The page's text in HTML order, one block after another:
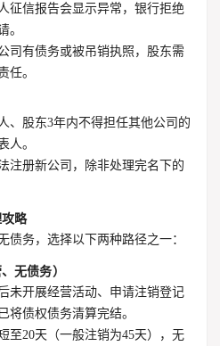
征信报告会显示异常，银行拒绝
。
司有债务或被吊销执照，股东需
任。
、股东3年内不得担任其他公司的
人。
注册新公司，除非处理完名下的
略
债务，选择以下两种路径之一：
无债务）
未开展经营活动、申请注销登记
将债权债务清算完结。
至20天 （一般注销为45天），无